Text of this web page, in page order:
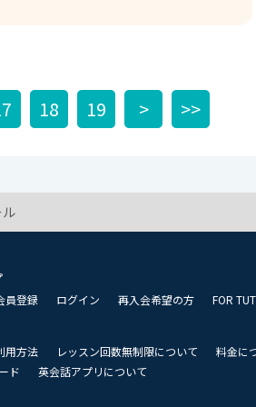
んだもん。 leave a lot to
18 19 > >>
員登録 ログイン 再入会希望の方 FOR
用方法 レッスン回数無制限について 料金に
ド
英会話アプリについて